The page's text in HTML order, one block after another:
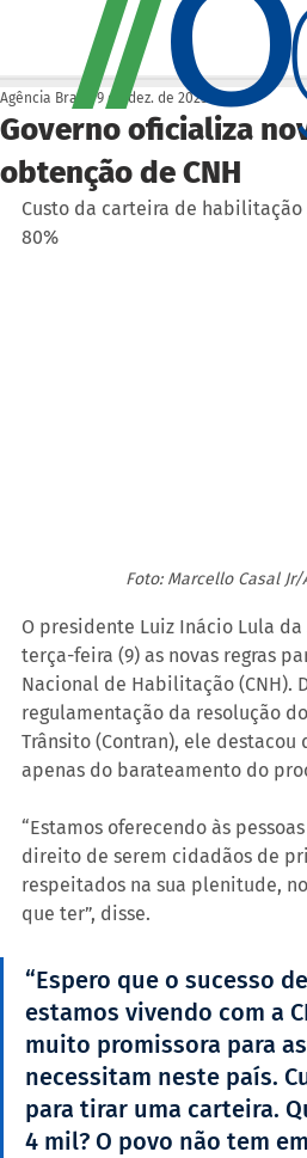
Governo oficializa
obtenção de CNH
Agência Brasil 9 de dez. de 2025
Custo da carteira de
80%
Foto: Marcello Casal
O presidente Luiz Inácio Lula
terça-feira (9) as novas regras
Nacional de Habilitação (CNH).
regulamentação da resolução
Trânsito (Contran), ele destacou
apenas do barateamento do
“Estamos oferecendo às
direito de serem cidadãos de
respeitados na sua plenitude,
que ter”, disse.
“Espero que o sucesso
estamos vivendo com a
muito promissora para
necessitam neste país.
para tirar uma carteira.
4 mil? O povo não tem